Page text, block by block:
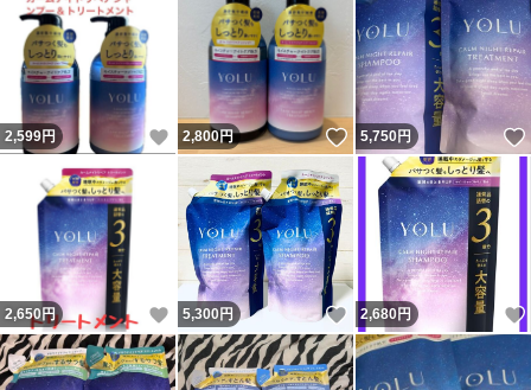
2,599円 いいね！
2,800円 いいね！
5,750円
2,650 円 いいね！
5,300 円 いいね！
2,680円